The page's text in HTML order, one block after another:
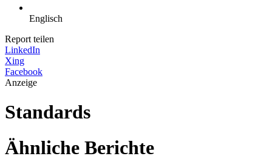
Englisch
Report teilen
LinkedIn
Xing
Facebook
Anzeige
Standards
Ähnliche Berichte